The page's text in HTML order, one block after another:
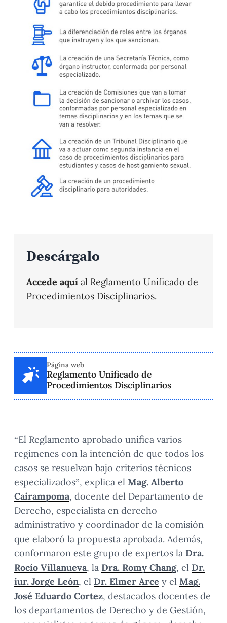
Descárgalo
Accede aquí al Reglamento Unificado de
Procedimientos Disciplinarios.
Página web
Reglamento Unificado de
Procedimientos Disciplinarios
“El Reglamento aprobado unifica varios
regímenes con la intención de que todos los
casos se resuelvan bajo criterios técnicos
especializados”, explica el Mag. Alberto
Cairampoma, docente del Departamento de
Derecho, especialista en derecho
administrativo y coordinador de la comisión
que elaboró la propuesta aprobada. Además,
conformaron este grupo de expertos la Dra.
Rocío Villanueva, la Dra. Romy Chang, el Dr.
iur. Jorge León, el Dr. Elmer Arce y el Mag.
José Eduardo Cortez, destacados docentes de
los departamentos de Derecho y de Gestión,